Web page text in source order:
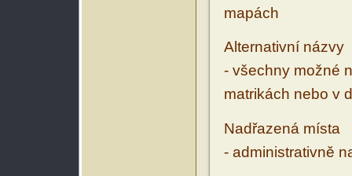
mapách
Alternativní názvy
- všechny možné
matrikách nebo v
Nadřazená místa
- administrativně